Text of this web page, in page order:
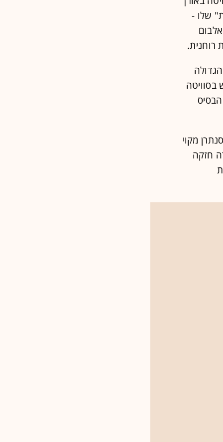
שלו -
רוחנית.
בסוויטה
מקוי
חזקה